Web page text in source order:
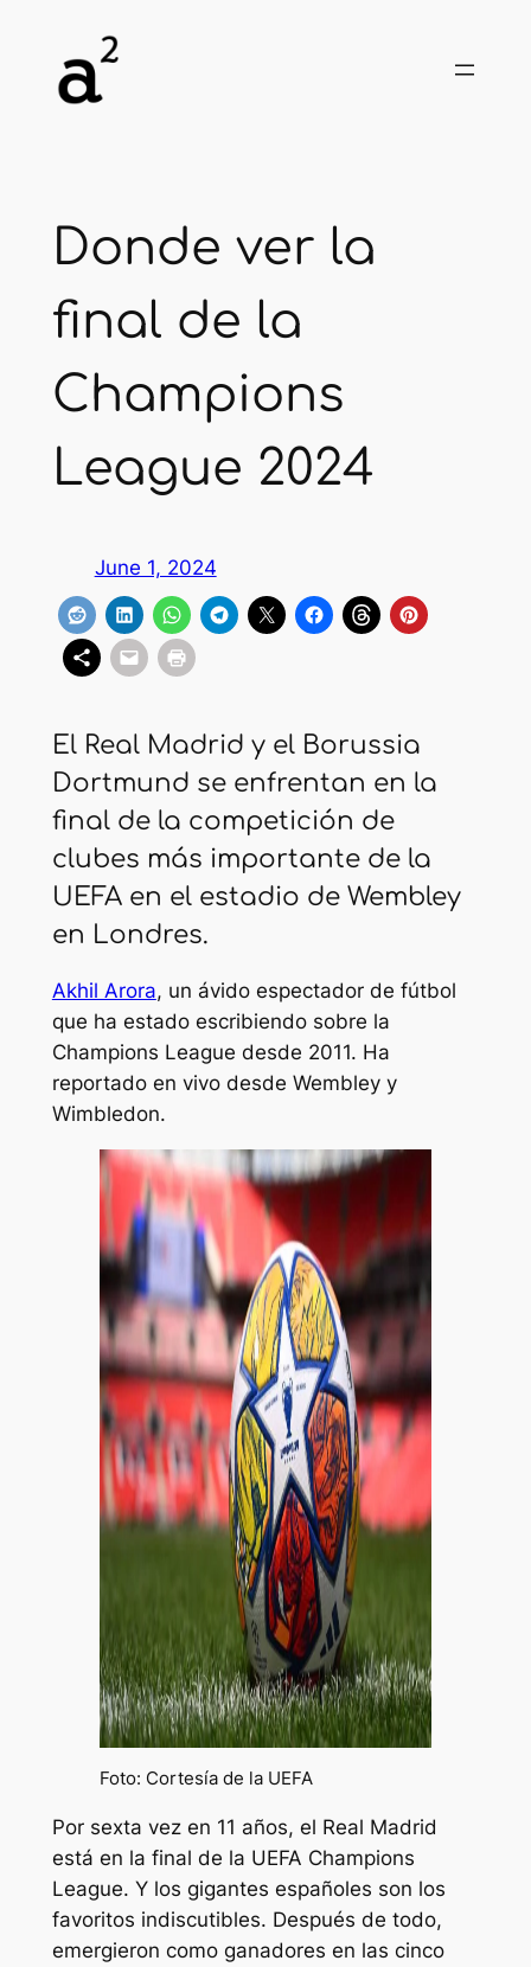
content
Donde ver la
final de la
Champions
League 2024
June 1, 2024
El Real Madrid y el Borussia
Dortmund se enfrentan en la
final de la competición de
clubes más importante de la
UEFA en el estadio de Wembley
en Londres.
Akhil Arora, un ávido espectador de fútbol
que ha estado escribiendo sobre la
Champions League desde 2011. Ha
reportado en vivo desde Wembley y
Wimbledon.
Foto: Cortesía de la UEFA
Por sexta vez en 11 años, el Real Madrid
está en la final de la UEFA Champions
League. Y los gigantes españoles son los
favoritos indiscutibles. Después de todo,
emergieron como ganadores en las cinco